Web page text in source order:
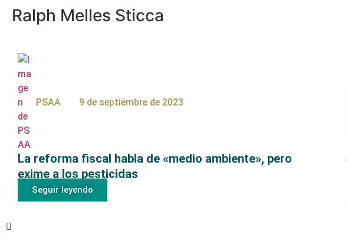
Ralph Melles Sticca
PSAA 9 de septiembre de 2023
La reforma fiscal habla de «medio ambiente», pero
exime a los pesticidas
Seguir leyendo